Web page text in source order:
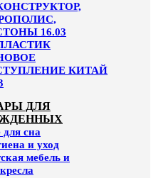
16.03
КИТАЙ
ДЛЯ
для сна
и уход
мебель и